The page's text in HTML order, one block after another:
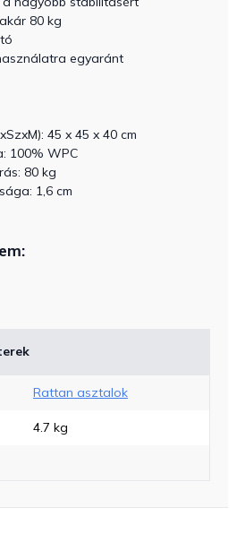
80 kg
egyaránt
45 x 45 x 40 cm
100% WPC
80 kg
1,6 cm
Rattan asztalok
4.7 kg